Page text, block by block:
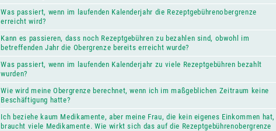
Was passiert, wenn im laufenden Kalenderjahr die Rezeptgebührenobergrenze
erreicht wird?
Kann es passieren, dass noch Rezeptgebühren zu bezahlen sind, obwohl im
betreffenden Jahr die Obergrenze bereits erreicht wurde?
Was passiert, wenn im laufenden Kalenderjahr zu viele Rezeptgebühren bezahlt
wurden?
Wie wird meine Obergrenze berechnet, wenn ich im maßgeblichen Zeitraum keine
Beschäftigung hatte?
Ich beziehe kaum Medikamente, aber meine Frau, die kein eigenes Einkommen hat,
braucht viele Medikamente. Wie wirkt sich das auf die Rezeptgebührenobergrenze